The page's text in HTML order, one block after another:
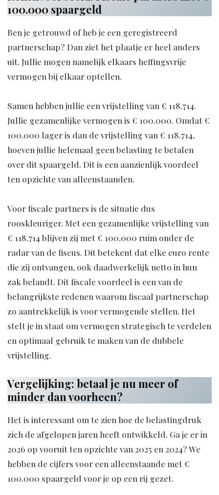
100.000 spaargeld
Ben je getrouwd of heb je een geregistreerd
partnerschap? Dan ziet het plaatje er heel anders
uit. Jullie mogen namelijk elkaars heffingsvrije
vermogen bij elkaar optellen.
Samen hebben jullie een vrijstelling van € 118.714.
Jullie gezamenlijke vermogen is € 100.000. Omdat €
100.000 lager is dan de vrijstelling van € 118.714,
hoeven jullie helemaal geen belasting te betalen
over dit spaargeld. Dit is een aanzienlijk voordeel
ten opzichte van alleenstaanden.
Voor fiscale partners is de situatie dus
rooskleuriger. Met een gezamenlijke vrijstelling van
€ 118.714 blijven zij met € 100.000 ruim onder de
radar van de fiscus. Dit betekent dat elke euro rente
die zij ontvangen, ook daadwerkelijk netto in hun
zak belandt. Dit fiscale voordeel is een van de
belangrijkste redenen waarom fiscaal partnerschap
zo aantrekkelijk is voor vermogende stellen. Het
stelt je in staat om vermogen strategisch te verdelen
en optimaal gebruik te maken van de dubbele
vrijstelling.
Vergelijking: betaal je nu meer of
minder dan voorheen?
Het is interessant om te zien hoe de belastingdruk
zich de afgelopen jaren heeft ontwikkeld. Ga je er in
2026 op vooruit ten opzichte van 2025 en 2024? We
hebben de cijfers voor een alleenstaande met €
100.000 spaargeld voor je op een rij gezet.